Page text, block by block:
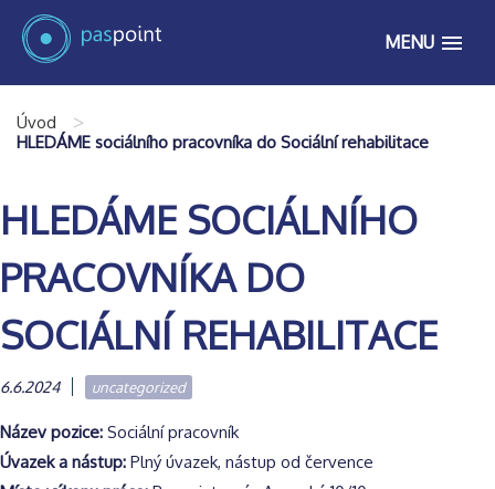
MENU
Úvod >
HLEDÁME sociálního pracovníka do Sociální rehabilitace
HLEDÁME SOCIÁLNÍHO
PRACOVNÍKA DO
SOCIÁLNÍ REHABILITACE
6.6.2024 uncategorized
Název pozice: Sociální pracovník
Úvazek a nástup: Plný úvazek, nástup od července